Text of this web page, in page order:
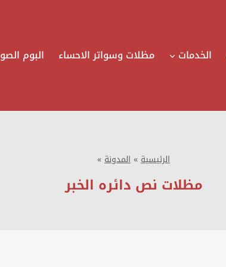
الخدمات مظلات وسواتر الاحساء البوم
الرئيسية»المدونة»
مظلات نص دائره الخبر